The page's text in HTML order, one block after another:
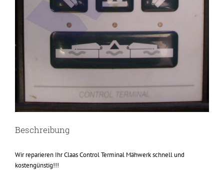
Beschreibung
Wir reparieren Ihr Claas Control Terminal Mähwerk schnell und
kostengünstig!!!